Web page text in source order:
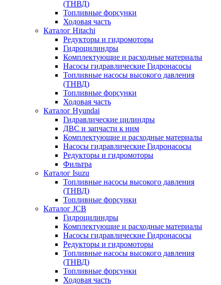
(ТНВД)
Топливные форсунки
Ходовая часть
Каталог Hitachi
Редукторы и гидромоторы
Гидроцилиндры
Комплектующие и расходные материалы
Насосы гидравлические Гидронасосы
Топливные насосы высокого давления
(ТНВД)
Топливные форсунки
Ходовая часть
Каталог Hyundai
Гидравлические цилиндры
ДВС и запчасти к ним
Комплектующие и расходные материалы
Насосы гидравлические Гидронасосы
Редукторы и гидромоторы
Фильтра
Каталог Isuzu
Топливные насосы высокого давления
(ТНВД)
Топливные форсунки
Каталог JCB
Гидроцилиндры
Комплектующие и расходные материалы
Насосы гидравлические Гидронасосы
Редукторы и гидромоторы
Топливные насосы высокого давления
(ТНВД)
Топливные форсунки
Ходовая часть